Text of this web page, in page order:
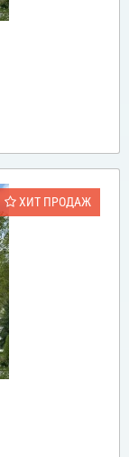
ХИТ ПРОДАЖ